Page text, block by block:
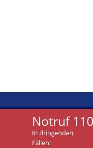
Notruf 110
In dringenden
Fällen!